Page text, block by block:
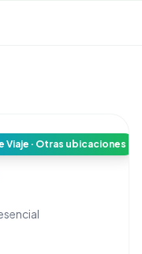
Viaje · Otras ubicaciones